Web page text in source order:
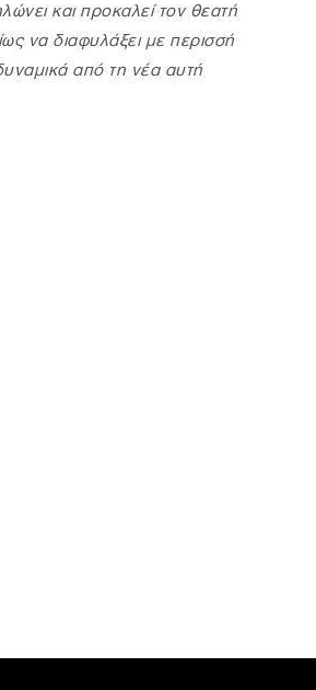
και προκαλεί τον θεατή
να διαφυλάξει με περισσή
από τη νέα αυτή